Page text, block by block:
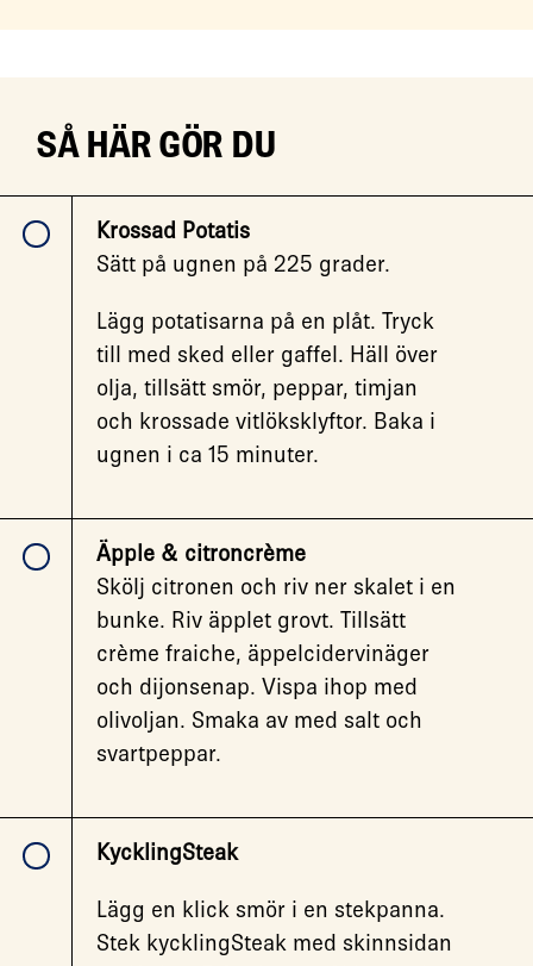
SÅ HÄR GÖR DU
Krossad Potatis
Sätt på ugnen på 225 grader.
Lägg potatisarna på en plåt. Tryck
till med sked eller gaffel. Häll över
olja, tillsätt smör, peppar, timjan
och krossade vitlöksklyftor. Baka i
ugnen i ca 15 minuter.
Äpple & citroncrème
Skölj citronen och riv ner skalet i en
bunke. Riv äpplet grovt. Tillsätt
crème fraiche, äppelcidervinäger
och dijonsenap. Vispa ihop med
olivoljan. Smaka av med salt och
svartpeppar.
KycklingSteak
Lägg en klick smör i en stekpanna.
Stek kycklingSteak med skinnsidan